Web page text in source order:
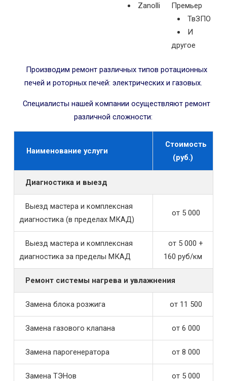
Zanolli
Премьер
ТвЗПО
И
другое
Производим ремонт различных типов ротационных
печей и роторных печей: электрических и газовых.
Специалисты нашей компании осуществляют ремонт
различной сложности:
Наименование услуги
Стоимость
(руб.)
Диагностика и выезд
Выезд мастера и комплексная
диагностика (в пределах МКАД)
от 5 000
Выезд мастера и комплексная
диагностика за пределы МКАД
от 5 000 +
160 руб/км
Ремонт системы нагрева и увлажнения
Замена блока розжига от 11 500
Замена газового клапана от 6 000
Замена парогенератора от 8 000
Замена ТЭНов от 5 000